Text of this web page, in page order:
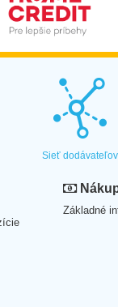
Sieť dodávateľov
Základné